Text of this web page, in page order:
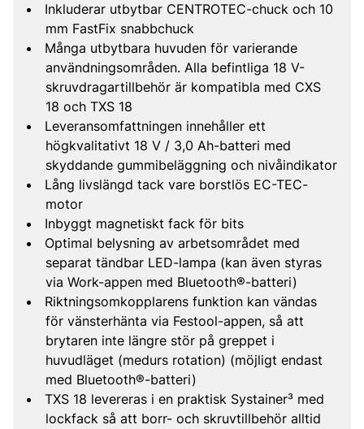
Inkluderar utbytbar CENTROTEC-chuck och 10
mm FastFix snabbchuck
Många utbytbara huvuden för varierande
användningsområden. Alla befintliga 18 V-
skruvdragartillbehör är kompatibla med CXS
18 och TXS 18
Leveransomfattningen innehåller ett
högkvalitativt 18 V / 3,0 Ah-batteri med
skyddande gummibeläggning och nivåindikator
Lång livslängd tack vare borstlös EC-TEC-
motor
Inbyggt magnetiskt fack för bits
Optimal belysning av arbetsområdet med
separat tändbar LED-lampa (kan även styras
via Work-appen med Bluetooth®-batteri)
Riktningsomkopplarens funktion kan vändas
för vänsterhänta via Festool-appen, så att
brytaren inte längre stör på greppet i
huvudläget (medurs rotation) (möjligt endast
med Bluetooth®-batteri)
TXS 18 levereras i en praktisk Systainer³ med
lockfack så att borr- och skruvtillbehör alltid